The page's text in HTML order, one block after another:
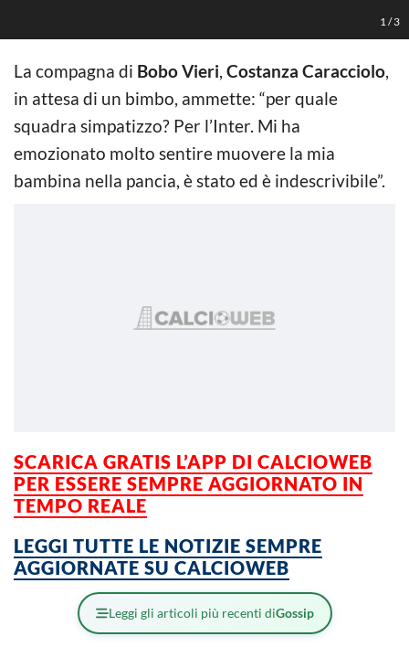
1 /3
La compagna di Bobo Vieri, Costanza Caracciolo,
in attesa di un bimbo, ammette: “per quale
squadra simpatizzo? Per l’Inter. Mi ha
emozionato molto sentire muovere la mia
bambina nella pancia, è stato ed è indescrivibile”.
SCARICA GRATIS L’APP DI CALCIOWEB
PER ESSERE SEMPRE AGGIORNATO IN
TEMPO REALE
LEGGI TUTTE LE NOTIZIE SEMPRE
AGGIORNATE SU CALCIOWEB
Leggi gli articoli più recenti diGossip